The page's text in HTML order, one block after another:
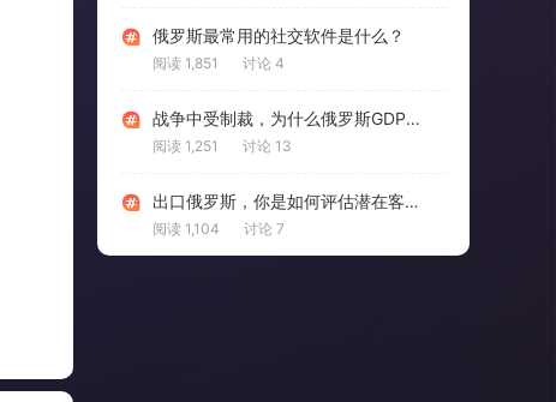
有意向尝试
俄罗斯最常用的社交软件是什么？
阅读 1,851 讨论 4
战争中受制裁，为什么俄罗斯GDP却登顶全球前10？
阅读 1,251 讨论 13
出口俄罗斯，你是如何评估潜在客户的信用？
阅读 1,104 讨论 7